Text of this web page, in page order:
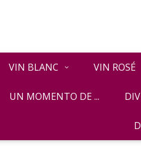
VIN BLANC VIN ROSÉ
UN MOMENTO DE ...